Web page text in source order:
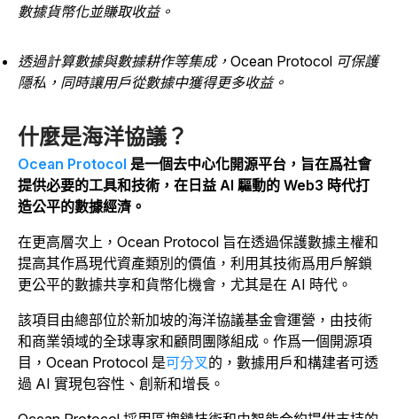
數據貨幣化並賺取收益。
透過計算數據與數據耕作等集成，Ocean Protocol 可保護
隱私，同時讓用戶從數據中獲得更多收益。
什麼是海洋協議？
Ocean Protocol 是一個去中心化開源平台，旨在爲社會
提供必要的工具和技術，在日益 AI 驅動的 Web3 時代打
造公平的數據經濟。
在更高層次上，Ocean Protocol 旨在透過保護數據主權和
提高其作爲現代資產類別的價值，利用其技術爲用戶解鎖
更公平的數據共享和貨幣化機會，尤其是在 AI 時代。
該項目由總部位於新加坡的海洋協議基金會運營，由技術
和商業領域的全球專家和顧問團隊組成。作爲一個開源項
目，Ocean Protocol 是可分叉的，數據用戶和構建者可透
過 AI 實現包容性、創新和增長。